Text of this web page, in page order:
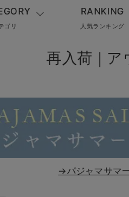
ゴリ
RANKING
人気ランキング
再入荷｜
→パジャマサマ